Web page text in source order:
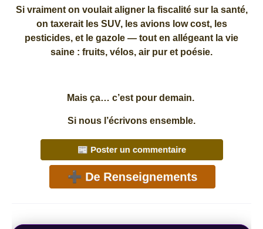
Si vraiment on voulait aligner la fiscalité sur la santé,
on taxerait les SUV, les avions low cost, les
pesticides, et le gazole — tout en allégeant la vie
saine : fruits, vélos, air pur et poésie.
Mais ça… c’est pour demain.
Si nous l’écrivons ensemble.